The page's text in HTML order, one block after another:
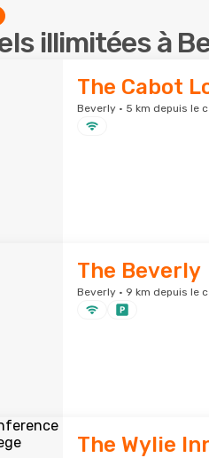
illimitées à
The Cabot
Beverly · 5 km depuis le
The Beverly
Beverly · 9 km depuis le
The Wylie